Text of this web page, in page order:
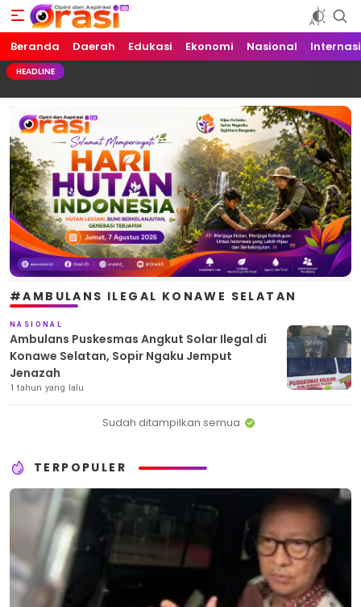
Orasi.ID
Opini dan Aspirasi!
Beranda Daerah Edukasi Ekonomi Nasional
HEADLINE
#AMBULANS ILEGAL KONAWE SELATAN
NASIONAL
Ambulans Puskesmas Angkut Solar Ilegal di
Konawe Selatan, Sopir Ngaku Jemput
Jenazah
1 tahun yang lalu
Sudah ditampilkan semua
TERPOPULER